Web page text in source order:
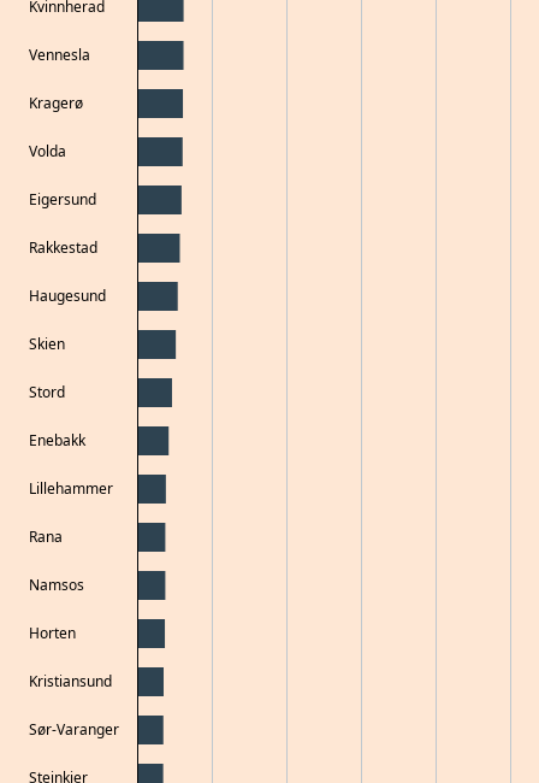
Kvinnherad
Vennesla
Kragerø
Volda
Eigersund
Rakkestad
Haugesund
Skien
Stord
Enebakk
Lillehammer
Rana
Namsos
Horten
Kristiansund
Sør-Varanger
Steinkjer